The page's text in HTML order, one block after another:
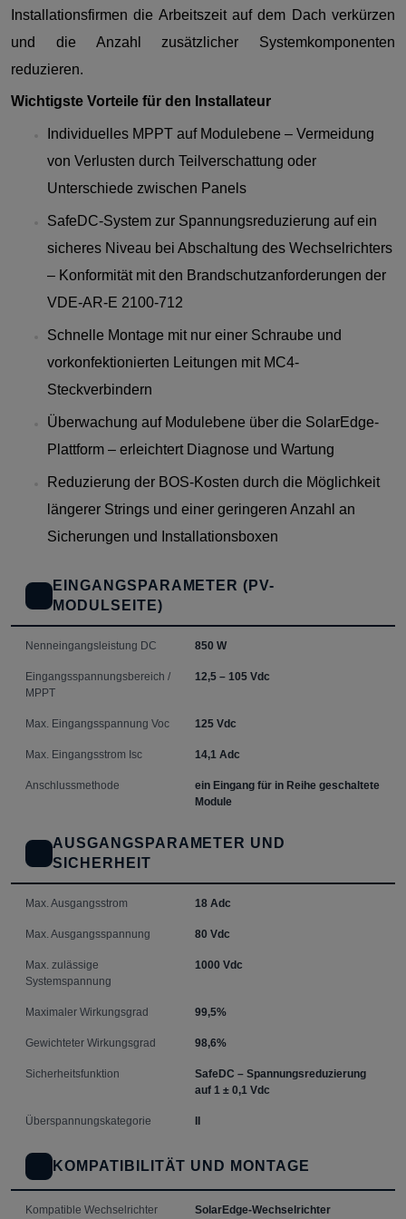
Installationsfirmen die Arbeitszeit auf dem Dach verkürzen
und die Anzahl zusätzlicher Systemkomponenten
reduzieren.
Wichtigste Vorteile für den Installateur
Individuelles MPPT auf Modulebene – Vermeidung
von Verlusten durch Teilverschattung oder
Unterschiede zwischen Panels
SafeDC-System zur Spannungsreduzierung auf ein
sicheres Niveau bei Abschaltung des Wechselrichters
– Konformität mit den Brandschutzanforderungen der
VDE-AR-E 2100-712
Schnelle Montage mit nur einer Schraube und
vorkonfektionierten Leitungen mit MC4-
Steckverbindern
Überwachung auf Modulebene über die SolarEdge-
Plattform – erleichtert Diagnose und Wartung
Reduzierung der BOS-Kosten durch die Möglichkeit
längerer Strings und einer geringeren Anzahl an
Sicherungen und Installationsboxen
EINGANGSPARAMETER (PV-
MODULSEITE)
Nenneingangsleistung DC 850 W
Eingangsspannungsbereich /
MPPT
12,5 – 105 Vdc
Max. Eingangsspannung Voc 125 Vdc
Max. Eingangsstrom Isc 14,1 Adc
Anschlussmethode
ein Eingang für in Reihe geschaltete
Module
AUSGANGSPARAMETER UND
SICHERHEIT
Max. Ausgangsstrom 18 Adc
Max. Ausgangsspannung 80 Vdc
Max. zulässige
Systemspannung
1000 Vdc
Maximaler Wirkungsgrad 99,5%
Gewichteter Wirkungsgrad 98,6%
Sicherheitsfunktion SafeDC – Spannungsreduzierung
auf 1 ± 0,1 Vdc
Überspannungskategorie
KOMPATIBILITÄT UND MONTAGE
Kompatible Wechselrichter SolarEdge-Wechselrichter